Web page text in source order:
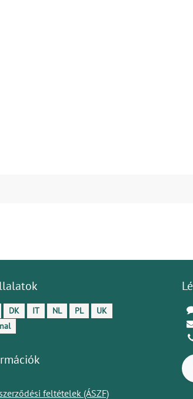
DK IT NL PL
UK
feltételek (ÁSZF)